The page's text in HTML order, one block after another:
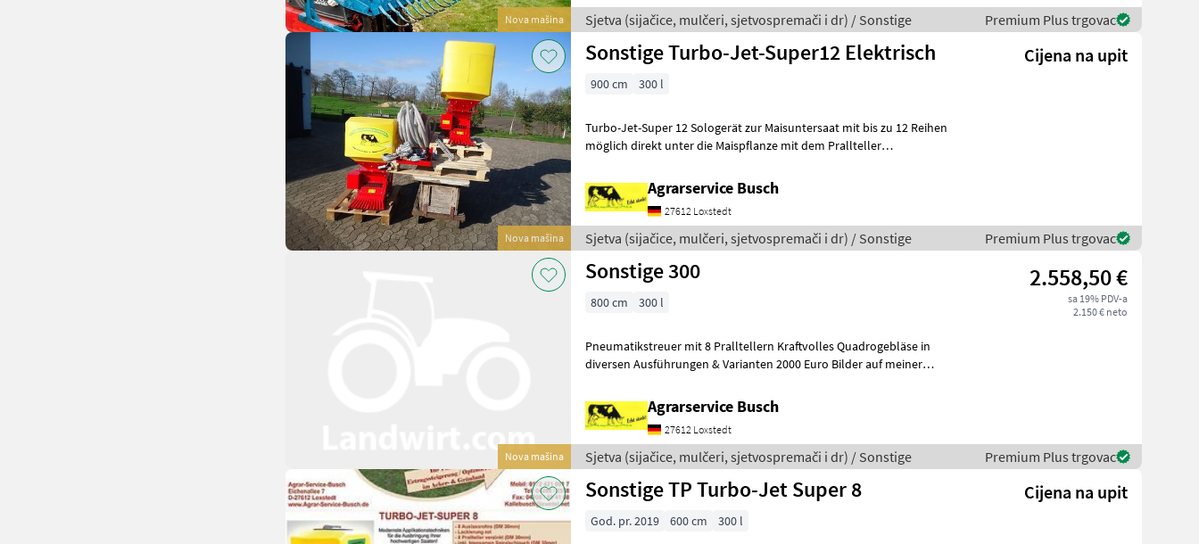
Nova mašina Sjetva (sijačice, mulčeri, sjetvospremači i dr) / Sonstige Premium Plus trgovac
Nova mašina
Sonstige Turbo-Jet-Super12 Elektrisch Cijena na upit
900 cm 300 l
Turbo-Jet-Super 12 Sologerät zur Maisuntersaat mit bis zu 12 Reihen
möglich direkt unter die Maispflanze mit dem Prallteller
Agrarservice Busch
27612 Loxstedt
Sjetva (sijačice, mulčeri, sjetvospremači i dr) / Sonstige Premium Plus trgovac
Nova mašina
Sonstige 300 2.558,50 €
sa 19% PDV-a
2.150 € neto
800 cm 300 l
Pneumatikstreuer mit 8 Pralltellern Kraftvolles Quadrogebläse in
diversen Ausführungen & Varianten 2000 Euro Bilder auf meiner
Agrarservice Busch
27612 Loxstedt
Sjetva (sijačice, mulčeri, sjetvospremači i dr) / Sonstige Premium Plus trgovac
Sonstige TP Turbo-Jet Super 8 Cijena na upit
God. pr. 2019 600 cm 300 l